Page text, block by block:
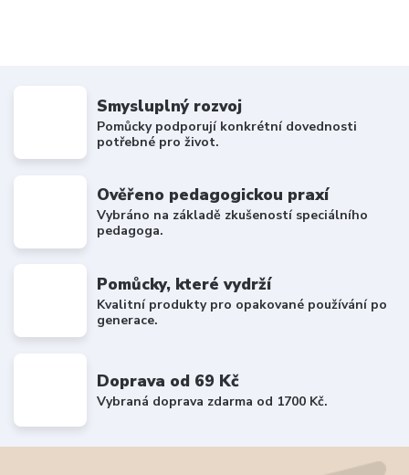
Smysluplný rozvoj
Pomůcky podporují konkrétní dovednosti
potřebné pro život.
Ověřeno pedagogickou praxí
Vybráno na základě zkušeností speciálního
pedagoga.
Pomůcky, které vydrží
Kvalitní produkty pro opakované používání po
generace.
Doprava od 69 Kč
Vybraná doprava zdarma od 1700 Kč.